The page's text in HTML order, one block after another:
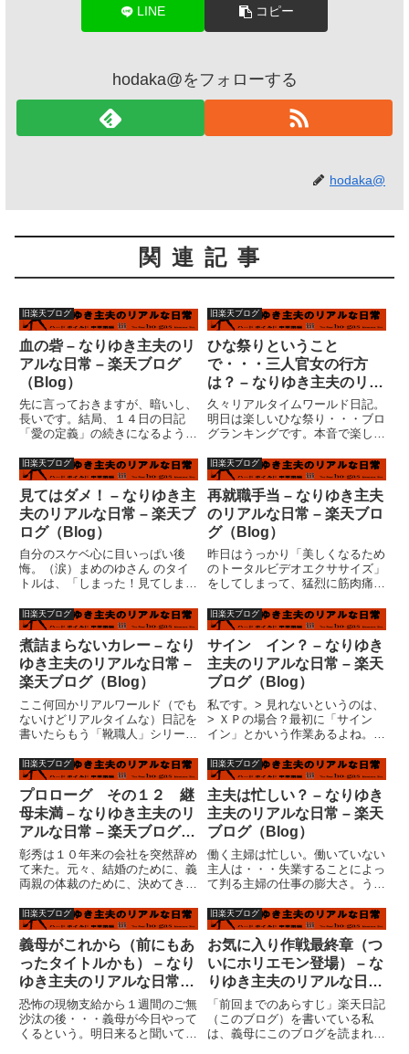
LINE コピー
hodaka@をフォローする
hodaka@
関連記事
旧楽天ブログ
血の砦 – なりゆき主夫のリ
アルな日常 – 楽天ブログ
（Blog）
先に言っておきますが、暗いし、
長いです。結局、１４日の日記
「愛の定義」の続きになるような
の観念が私を最も悩ませる。先
日、妻と口論になった理由は、義
母と同居の嫁の会話について。先
週、義母に子供たちを預かっても
ら...
旧楽天ブログ
ひな祭りということ
で・・・三人官女の行方
は？ – なりゆき主夫のリア
ルな日常 – 楽天ブログ
（Blog）
久々リアルタイムワールド日記。
明日は楽しいひな祭り・・・ブロ
グランキングです。本音で楽しい
リック！いや、久々にネタでし
た。(^^ゞ去年パスした三人官
女。 未だに作ってませんけ
ど・・・一応、手作りキットにな
ってお...
旧楽天ブログ
見てはダメ！ – なりゆき主
夫のリアルな日常 – 楽天ブ
ログ（Blog）
自分のスケベ心に目いっぱい後
悔。（涙）まめのゆさん のタイ
トルは、「しまった！見てしまっ
バトン！』 ●今、どこに居る？
『 自宅 』●今、一番近くに誰
が居る?『 ２階には妻と子
供 』●今 どんな服装？『 空
軍仕様...
旧楽天ブログ
再就職手当 – なりゆき主夫
のリアルな日常 – 楽天ブロ
グ（Blog）
昨日はうっかり「美しくなるため
のトータルビデオエクササイズ」
をしてしまって、猛烈に筋肉痛に
ので、生理痛の薬を飲んでしまっ
た。オレは何をやっているんだ？
という今日この頃です。> 本日午
前中にハローワーク行って来ま...
旧楽天ブログ
煮詰まらないカレー – なり
ゆき主夫のリアルな日常 –
楽天ブログ（Blog）
ここ何回かリアルワールド（でも
ないけどリアルタイムな）日記を
書いたらもう「靴職人」シリーズ
これではいけないような気もする
が・・・やっぱりいけない！ブロ
グランキングです。悩んでいるの
はいいが、今のうちに３人官女
作...
旧楽天ブログ
サイン イン？ – なりゆき
主夫のリアルな日常 – 楽天
ブログ（Blog）
私です。> 見れないというのは、
> ＸＰの場合？最初に「サイン
イン」とかいう作業あるよね。
ような気がするが・・・何かフリ
ーメールに「サイン・イン」出来
ないということだろうか。その辺
がわからないと俺もわからない...
旧楽天ブログ
プロローグ その１２ 継
母未満 – なりゆき主夫のリ
アルな日常 – 楽天ブログ
（Blog）
彰秀は１０年来の会社を突然辞め
て来た。元々、結婚のために、義
両親の体裁のために、決めてきた
ことがあり、途中で辞めることが
出来なくなっていたのだ。ローン
を組み、新居に移り住み、子供も
出来た彰秀にとって、今の仕事
を...
旧楽天ブログ
主夫は忙しい？ – なりゆき
主夫のリアルな日常 – 楽天
ブログ（Blog）
働く主婦は忙しい。働いていない
主人は・・・失業することによっ
て判る主婦の仕事の膨大さ。う?
ぱいあるよな?。実際に私の妻は
忙しい。忙しい主な理由は、・主
婦である。・手作り赤ちゃん靴の
先生である。・子供が１人い
る。...
旧楽天ブログ
義母がこれから（前にもあ
ったタイトルかも） – なり
ゆき主夫のリアルな日常 –
楽天ブログ（Blog）
恐怖の現物支給から１週間のご無
沙汰の後・・・義母が今日やって
くるという。明日来ると聞いてい
旧楽天ブログ
お気に入り作戦最終章（つ
いにホリエモン登場） – な
りゆき主夫のリアルな日常
– 楽天ブログ（Blog）
「前回までのあらすじ」楽天日記
（このブログ）を書いている私
は、義母にこのブログを読まれる